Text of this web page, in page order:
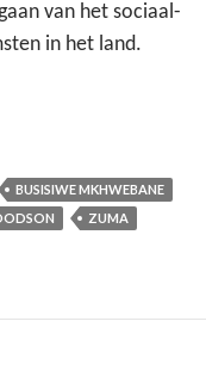
van het sociaal-
in het land.
BUSISIWE MKHWEBANE
ZUMA